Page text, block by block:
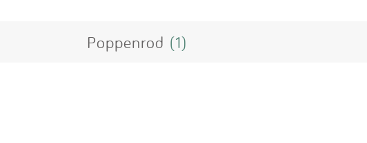
Poppenrod (1)